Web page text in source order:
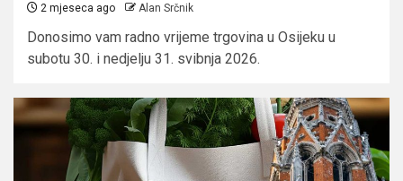
2 mjeseca ago Alan Srčnik
Donosimo vam radno vrijeme trgovina u Osijeku u
subotu 30. i nedjelju 31. svibnja 2026.